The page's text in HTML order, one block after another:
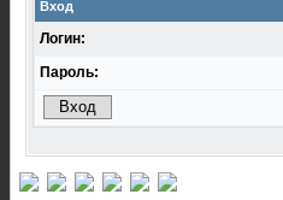
Вход
Логин:
Пароль: